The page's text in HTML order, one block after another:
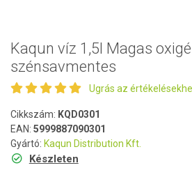
Kaqun víz 1,5l Magas
szénsavmentes
Ugrás az
Cikkszám: KQD0301
EAN: 5999887090301
Gyártó: Kaqun Distribution Kft.
Készleten